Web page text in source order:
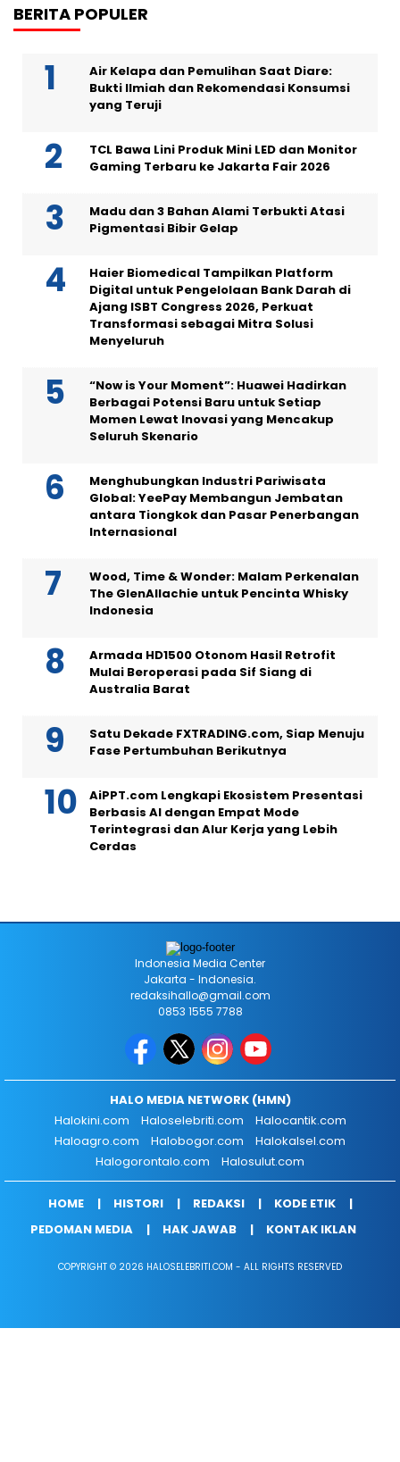
BERITA POPULER
Air Kelapa dan Pemulihan Saat Diare:
Bukti Ilmiah dan Rekomendasi Konsumsi
yang Teruji
TCL Bawa Lini Produk Mini LED dan Monitor
Gaming Terbaru ke Jakarta Fair 2026
Madu dan 3 Bahan Alami Terbukti Atasi
Pigmentasi Bibir Gelap
Haier Biomedical Tampilkan Platform
Digital untuk Pengelolaan Bank Darah di
Ajang ISBT Congress 2026, Perkuat
Transformasi sebagai Mitra Solusi
Menyeluruh
“Now is Your Moment”: Huawei Hadirkan
Berbagai Potensi Baru untuk Setiap
Momen Lewat Inovasi yang Mencakup
Seluruh Skenario
Menghubungkan Industri Pariwisata
Global: YeePay Membangun Jembatan
antara Tiongkok dan Pasar Penerbangan
Internasional
Wood, Time & Wonder: Malam Perkenalan
The GlenAllachie untuk Pencinta Whisky
Indonesia
Armada HD1500 Otonom Hasil Retrofit
Mulai Beroperasi pada Sif Siang di
Australia Barat
Satu Dekade FXTRADING.com, Siap Menuju
Fase Pertumbuhan Berikutnya
AiPPT.com Lengkapi Ekosistem Presentasi
Berbasis AI dengan Empat Mode
Terintegrasi dan Alur Kerja yang Lebih
Cerdas
Indonesia Media Center
Jakarta - Indonesia.
redaksihallo@gmail.com
0853 1555 7788
HALO MEDIA NETWORK (HMN)
Halokini.com
Haloselebriti.com
Halocantik.com
Haloagro.com
Halobogor.com
Halokalsel.com
Halogorontalo.com
Halosulut.com
HOME HISTORI REDAKSI
KODE ETIK
PEDOMAN MEDIA
HAK JAWAB KONTAK IKLAN
COPYRIGHT © 2026 HALOSELEBRITI.COM - ALL RIGHTS RESERVED